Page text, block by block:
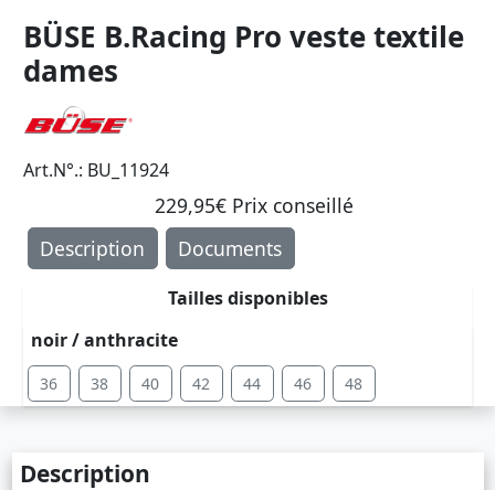
BÜSE B.Racing Pro veste textile
dames
Art.N°.: BU_11924
229,95€ Prix ​​conseillé
Description
Documents
Tailles disponibles
noir / anthracite
36 38 40 42 44 46 48
Description